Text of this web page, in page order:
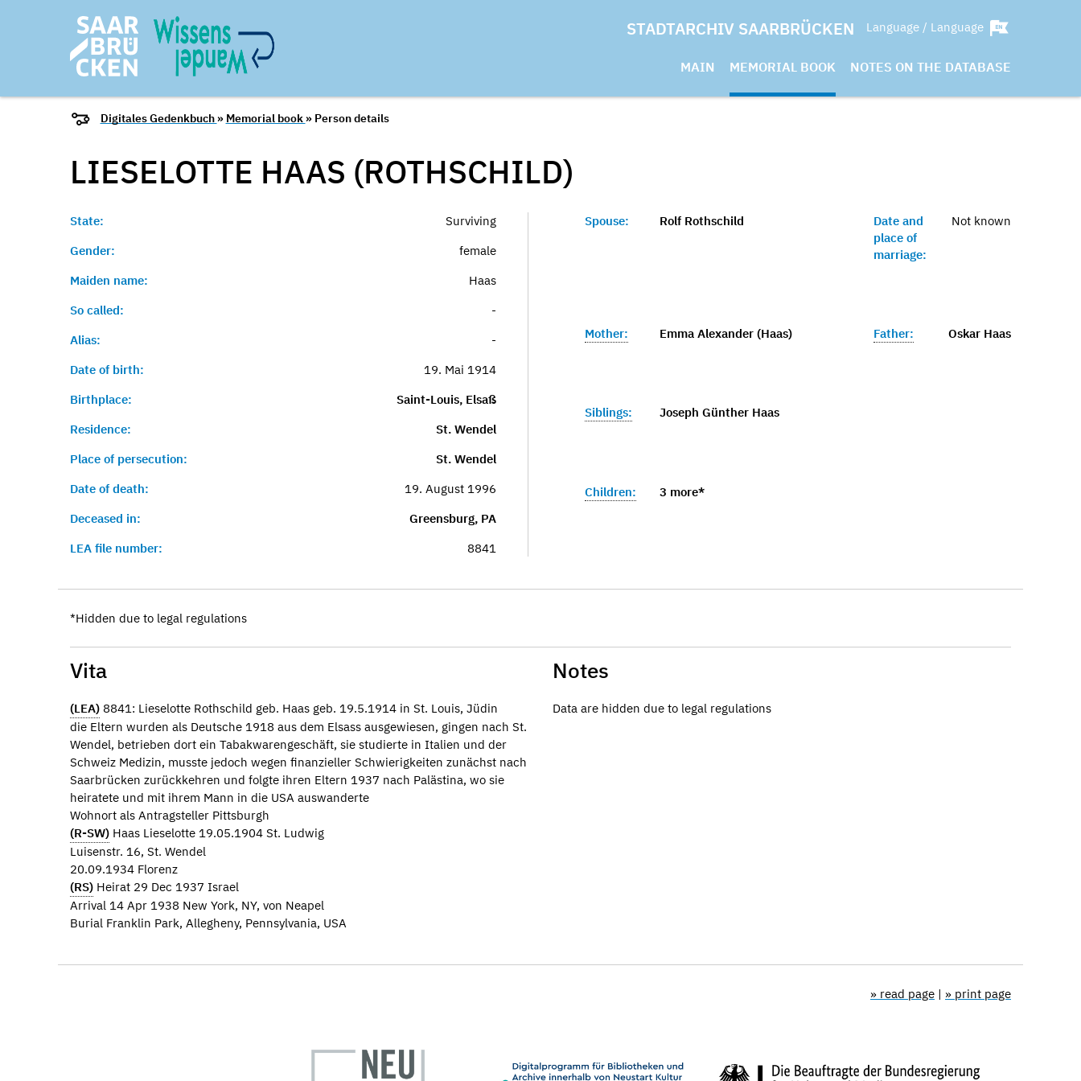
STADTARCHIV SAARBRÜCKEN Language / Language
MAIN MEMORIAL BOOK NOTES ON THE DATABASE
Digitales Gedenkbuch » Memorial book » Person details
LIESELOTTE HAAS (ROTHSCHILD)
State:
Surviving
Gender:
female
Maiden name:
Haas
So called:
-
Alias:
-
Date of birth:
19. Mai 1914
Birthplace:
Saint-Louis, Elsaß
Residence:
St. Wendel
Place of persecution:
St. Wendel
Date of death:
19. August 1996
Deceased in:
Greensburg, PA
LEA file number:
8841
Spouse: Rolf Rothschild
Date and
place of
marriage:
Not known
Mother: Emma Alexander (Haas) Father: Oskar Haas
Siblings: Joseph Günther Haas
Children: 3 more*
*Hidden due to legal regulations
Vita
(LEA) 8841: Lieselotte Rothschild geb. Haas geb. 19.5.1914 in St. Louis, Jüdin
die Eltern wurden als Deutsche 1918 aus dem Elsass ausgewiesen, gingen nach St.
Wendel, betrieben dort ein Tabakwarengeschäft, sie studierte in Italien und der
Schweiz Medizin, musste jedoch wegen finanzieller Schwierigkeiten zunächst nach
Saarbrücken zurückkehren und folgte ihren Eltern 1937 nach Palästina, wo sie
heiratete und mit ihrem Mann in die USA auswanderte
Wohnort als Antragsteller Pittsburgh
(R-SW) Haas Lieselotte 19.05.1904 St. Ludwig
Luisenstr. 16, St. Wendel
20.09.1934 Florenz
(RS) Heirat 29 Dec 1937 Israel
Arrival 14 Apr 1938 New York, NY, von Neapel
Burial Franklin Park, Allegheny, Pennsylvania, USA
Notes
Data are hidden due to legal regulations
» read page | » print page